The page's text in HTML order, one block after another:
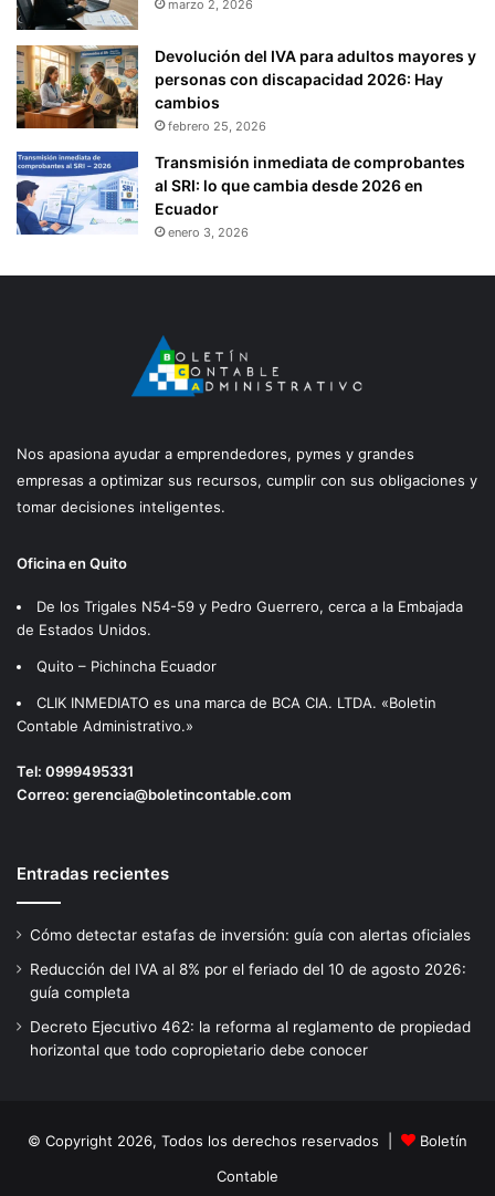
marzo 2, 2026
Devolución del IVA para adultos mayores y
personas con discapacidad 2026: Hay
cambios
febrero 25, 2026
Transmisión inmediata de comprobantes
al SRI: lo que cambia desde 2026 en
Ecuador
enero 3, 2026
Nos apasiona ayudar a emprendedores, pymes y grandes
empresas a optimizar sus recursos, cumplir con sus obligaciones y
tomar decisiones inteligentes.
Oficina en Quito
De los Trigales N54-59 y Pedro Guerrero, cerca a la Embajada
de Estados Unidos.
Quito – Pichincha Ecuador
CLIK INMEDIATO es una marca de BCA CIA. LTDA. «Boletin
Contable Administrativo.»
Tel: 0999495331
Correo: gerencia@boletincontable.com
Entradas recientes
Cómo detectar estafas de inversión: guía con alertas oficiales
Reducción del IVA al 8% por el feriado del 10 de agosto 2026:
guía completa
Decreto Ejecutivo 462: la reforma al reglamento de propiedad
horizontal que todo copropietario debe conocer
© Copyright 2026, Todos los derechos reservados |
Boletín
Contable